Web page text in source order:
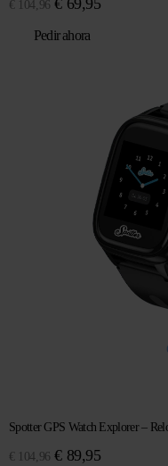
€ 104,96
original
Pedir ahora
Spotter GPS Watch Explorer –
€ 104,96 El
€ 89,95El